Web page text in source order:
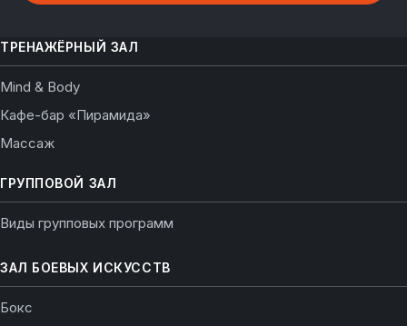
ТРЕНАЖЁРНЫЙ ЗАЛ
Mind & Body
Кафе-бар «Пирамида»
Массаж
ГРУППОВОЙ ЗАЛ
Виды групповых программ
ЗАЛ БОЕВЫХ ИСКУССТВ
Бокс